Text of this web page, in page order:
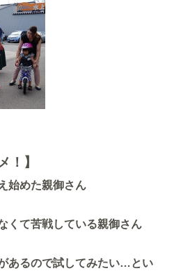
！】
始めた親御さん
くて苦戦している親御さん
あるので試してみたい…とい